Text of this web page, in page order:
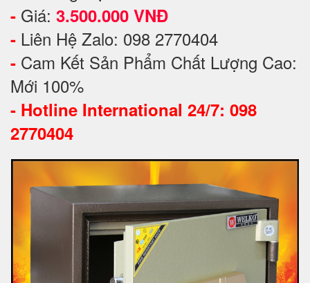
- Giá: 3.500.000 VNĐ
- Liên Hệ Zalo: 098 2770404
- Cam Kết Sản Phẩm Chất Lượng Cao:
Mới 100%
- Hotline International 24/7: 098
2770404